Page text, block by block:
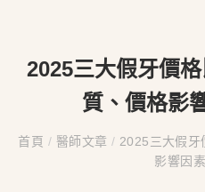
2025三大假牙價
質、價格影
首頁 / 醫師文章 / 2025三大假牙
影響因